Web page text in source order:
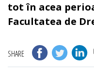
tot în acea
Facultatea de
SHARE